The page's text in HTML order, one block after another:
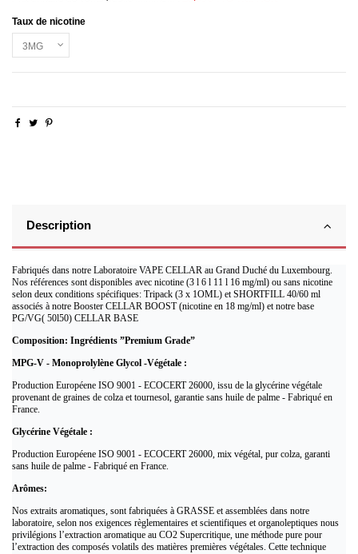
Taux de nicotine
Description
Fabriqués dans notre Laboratoire VAPE CELLAR au Grand Duché du Luxembourg.
Nos références sont disponibles avec nicotine (3 l 6 l 11 l 16 mg/ml) ou sans nicotine
selon deux conditions spécifiques: Tripack (3 x 1OML) et SHORTFILL 40/60 ml
associés à notre Booster CELLAR BOOST (nicotine en 18 mg/ml) et notre base
PG/VG( 50l50) CELLAR BASE
Composition: Ingrédients ”Premium Grade”
MPG-V - Monoprolylène Glycol -Végétale :
Production Européene ISO 9001 - ECOCERT 26000, issu de la glycérine végétale
provenant de graines de colza et tournesol, garantie sans huile de palme - Fabriqué en
France.
Glycérine Végétale :
Production Européene ISO 9001 - ECOCERT 26000, mix végétal, pur colza, garanti
sans huile de palme - Fabriqué en France.
Arômes:
Nos extraits aromatiques, sont fabriquées à GRASSE et assemblées dans notre
laboratoire, selon nos exigences règlementaires et scientifiques et organoleptiques nous
privilégions l’extraction aromatique au CO2 Supercritique, une méthode pure pour
l’extraction des composés volatils des matières premières végétales. Cette technique